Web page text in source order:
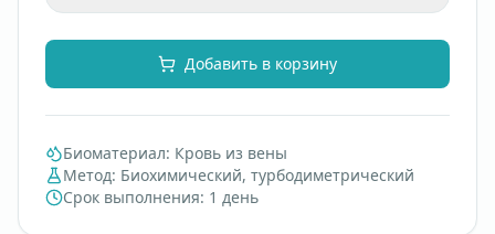
Добавить в корзину
Биоматериал: Кровь из вены
Метод: Биохимический, турбодиметрический
Срок выполнения: 1 день